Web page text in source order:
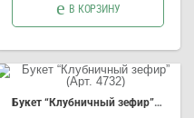
В КОРЗИНУ
Букет “Клубничный зефир” (Арт. 4732)